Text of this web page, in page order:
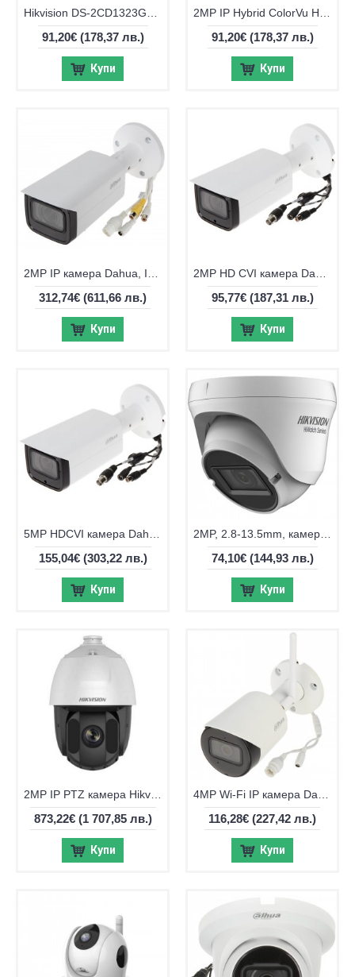
91,20€(178,37 лв.)
Купи
91,20€(178,37 лв.)
Купи
312,74€ (611,66 лв.)
Купи
95,77€(187,31 лв.)
Купи
155,04€(303,22 лв.)
Купи
74,10€(144,93 лв.)
Купи
873,22€(1 707,85 лв.)
Купи
116,28€ (227,42 лв.)
Купи